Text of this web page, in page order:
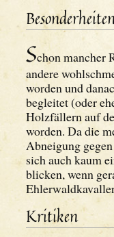
Schon mancher
andere
worden und
begleitet (oder
Holzfällern auf
worden. Da die
Abneigung
sich auch kaum
blicken, wenn
Kritiken